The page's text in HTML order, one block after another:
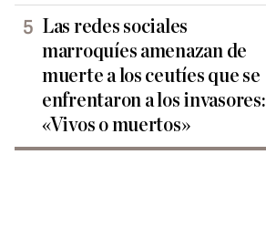
Las redes sociales
marroquíes amenazan de
muerte a los ceutíes que se
enfrentaron a los invasores:
«Vivos o muertos»